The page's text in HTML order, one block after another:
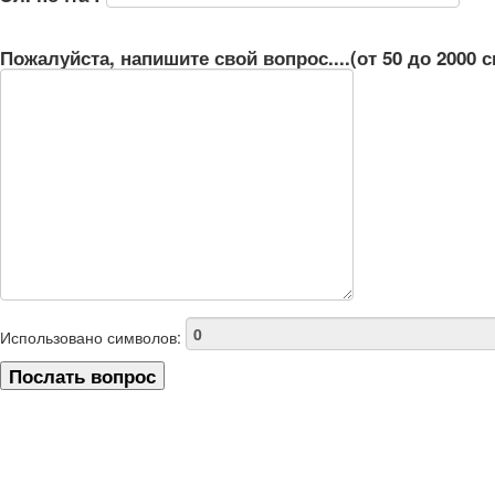
Пожалуйста, напишите свой вопрос....(от 50 до 2000
Использовано символов: